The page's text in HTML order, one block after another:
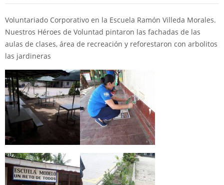
Voluntariado Corporativo en la Escuela Ramón Villeda Morales.
Nuestros Héroes de Voluntad pintaron las fachadas de las
aulas de clases, área de recreación y reforestaron con arbolitos
las jardineras